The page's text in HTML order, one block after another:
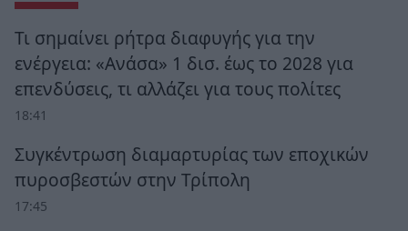
Τι σημαίνει ρήτρα διαφυγής για την
ενέργεια: «Ανάσα» 1 δισ. έως το 2028 για
επενδύσεις, τι αλλάζει για τους πολίτες
18:41
Συγκέντρωση διαμαρτυρίας των εποχικών
πυροσβεστών στην Τρίπολη
17:45